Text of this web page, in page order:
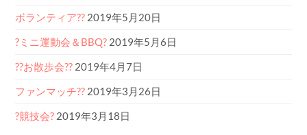
ボランティア?? 2019年5月20日
?ミニ運動会＆BBQ? 2019年5月6日
??お散歩会?? 2019年4月7日
ファンマッチ?? 2019年3月26日
?競技会? 2019年3月18日